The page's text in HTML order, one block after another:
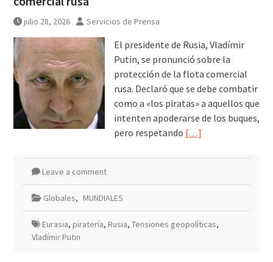
julio 28, 2026 Servicios de Prensa
El presidente de Rusia, Vladímir
Putin, se pronunció sobre la
protección de la flota comercial
rusa. Declaró que se debe combatir
como a «los piratas» a aquellos que
intenten apoderarse de los buques,
pero respetando […]
Leave a comment
Globales, MUNDIALES
Eurasia, piratería, Rusia, Tensiones geopolíticas,
Vladímir Putin